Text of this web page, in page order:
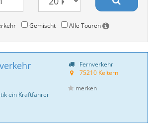
Gemischt Alle Touren
ein Kraftfahrer
Fernverkehr
75210 Keltern
merken